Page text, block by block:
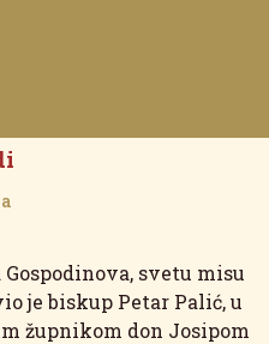
svetu misu
je biskup Petar Palić, u
župnikom don Josipom